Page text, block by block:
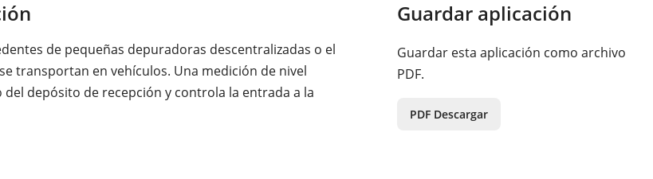
de pequeñas depuradoras descentralizadas o el
transportan en vehículos. Una medición de nivel
depósito de recepción y controla la entrada a la
Guardar aplicación
Guardar esta aplicación como archivo
PDF.
PDF Descargar